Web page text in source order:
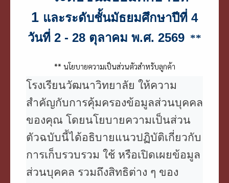
1 และระดับชั้นมัธยมศึกษาปีที่ 4
วันที่ 2 - 28 ตุลาคม พ.ศ. 2569 **
** นโยบายความเป็นส่วนตัวสำหรับลูกค้า
โรงเรียนวัฒนาวิทยาลัย ให้ความ
สำคัญกับการคุ้มครองข้อมูลส่วนบุคคล
ของคุณ โดยนโยบายความเป็นส่วน
ตัวฉบับนี้ได้อธิบายแนวปฏิบัติเกี่ยวกับ
การเก็บรวบรวม ใช้ หรือเปิดเผยข้อมูล
ส่วนบุคคล รวมถึงสิทธิต่าง ๆ ของ